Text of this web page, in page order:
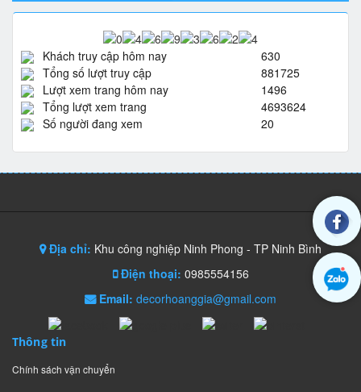
Khách truy cập hôm nay
630
Tổng số lượt truy cập
881725
Lượt xem trang hôm nay
1496
Tổng lượt xem trang
4693624
Số người đang xem
20
Địa chỉ: Khu công nghiệp Ninh Phong - TP Ninh Bình
Điện thoại: 0985554156
Email: decorhoanggia@gmail.com
Thông tin
Chính sách vận chuyển